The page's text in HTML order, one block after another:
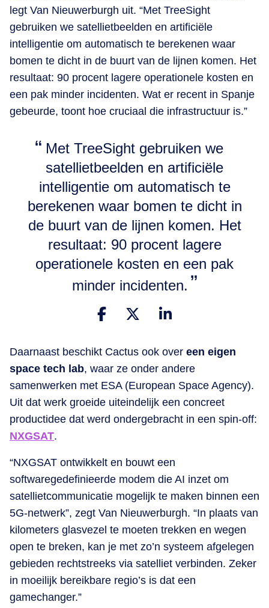
legt Van Nieuwerburgh uit. “Met TreeSight
gebruiken we satellietbeelden en artificiële
intelligentie om automatisch te berekenen waar
bomen te dicht in de buurt van de lijnen komen. Het
resultaat: 90 procent lagere operationele kosten en
een pak minder incidenten. Wat er recent in Spanje
gebeurde, toont hoe cruciaal die infrastructuur is.”
Met TreeSight gebruiken we
satellietbeelden en artificiële
intelligentie om automatisch te
berekenen waar bomen te dicht in
de buurt van de lijnen komen. Het
resultaat: 90 procent lagere
operationele kosten en een pak
minder incidenten.
Daarnaast beschikt Cactus ook over een eigen
space tech lab, waar ze onder andere
samenwerken met ESA (European Space Agency).
Uit dat werk groeide uiteindelijk een concreet
productidee dat werd ondergebracht in een spin-off:
NXGSAT.
“NXGSAT ontwikkelt en bouwt een
softwaregedefinieerde modem die AI inzet om
satellietcommunicatie mogelijk te maken binnen een
5G-netwerk”, zegt Van Nieuwerburgh. “In plaats van
kilometers glasvezel te moeten trekken en wegen
open te breken, kan je met zo’n systeem afgelegen
gebieden rechtstreeks via satelliet verbinden. Zeker
in moeilijk bereikbare regio’s is dat een
gamechanger.”